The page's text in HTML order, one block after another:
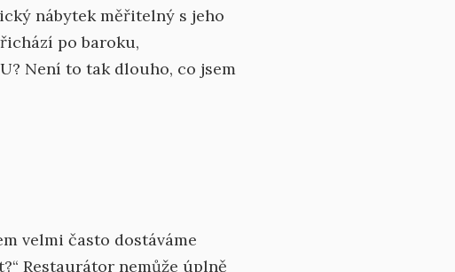
nábytek měřitelný s jeho
po baroku,
Není to tak dlouho, co jsem
velmi často dostáváme
Restaurátor nemůže úplně